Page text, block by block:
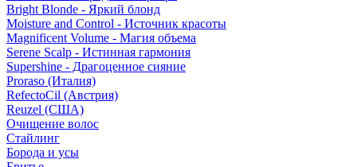
Bright Blonde - Яркий блонд
Moisture and Control - Источник красоты
Magnificent Volume - Магия объема
Serene Scalp - Истинная гармония
Supershine - Драгоценное сияние
Proraso (Италия)
RefectoCil (Австрия)
Reuzel (США)
Очищение волос
Стайлинг
Борода и усы